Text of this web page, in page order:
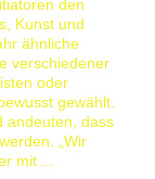
den
Kunst und
ähnliche
verschiedener
oder
gewählt.
andeuten, dass
„Wir
mit ...